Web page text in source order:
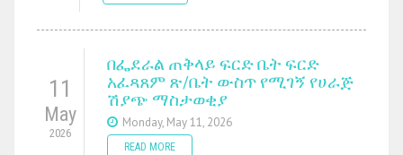
11
May
2026
በፌደራል ጠቅላይ ፍርድ ቤት ፍርድ
አፈጻጸም ጽ/ቤት ውስጥ የሚገኝ የሀራጅ
ሽያጭ ማስታወቂያ
Monday, May 11, 2026
READ MORE